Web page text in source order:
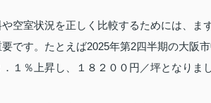
空室状況を正しく比較するためには、
です。たとえば2025年第2四半期の大阪
１％上昇し、１８２００円／坪となりま